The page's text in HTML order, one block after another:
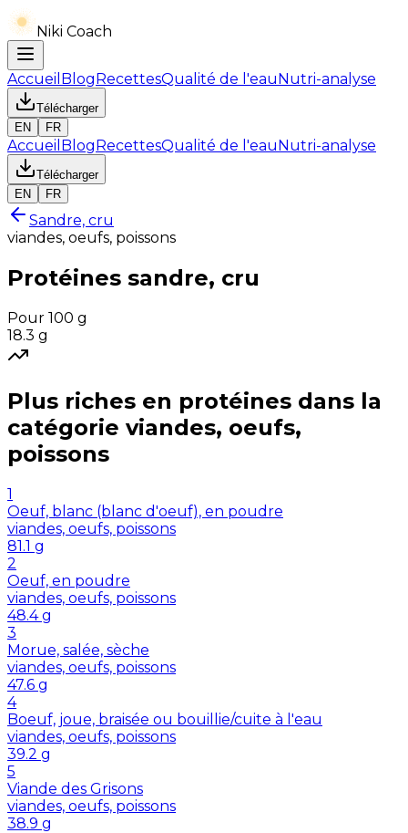
Niki Coach
Accueil BlogRecettesQualité de l'eauNutri-analyse
Télécharger
EN
FR
Accueil BlogRecettesQualité de l'eauNutri-analyse
Télécharger
EN
FR
Sandre, cru
viandes, oeufs, poissons
Protéines sandre, cru
Pour 100 g
18.3 g
Plus riches en protéines dans la
catégorie viandes, oeufs,
poissons
1
Oeuf, blanc (blanc d'oeuf), en poudre
viandes, oeufs, poissons
81.1 g
2
Oeuf, en poudre
viandes, oeufs, poissons
48.4 g
3
Morue, salée, sèche
viandes, oeufs, poissons
47.6 g
4
Boeuf, joue, braisée ou bouillie/cuite à l'eau
viandes, oeufs, poissons
39.2 g
5
Viande des Grisons
viandes, oeufs, poissons
38.9 g